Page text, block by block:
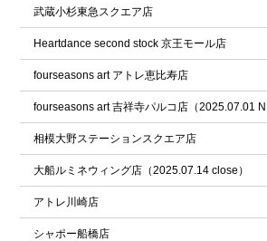
武蔵小杉東急スクエア店
Heartdance second stock 京王モール店
fourseasons art アトレ恵比寿店
fourseasons art 吉祥寺パルコ店（2025.07.01
相模大野ステーションスクエア店
大船ルミネウィング店（2025.07.14 close）
アトレ川崎店
シャポー船橋店